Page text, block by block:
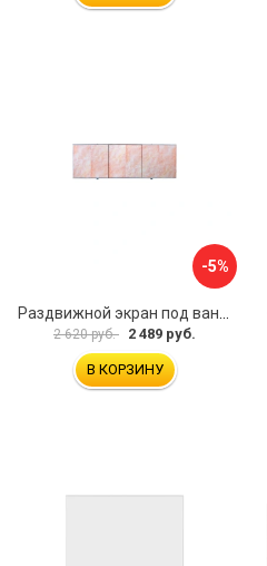
-5%
2 620 руб. 2 489 руб.
В КОРЗИНУ